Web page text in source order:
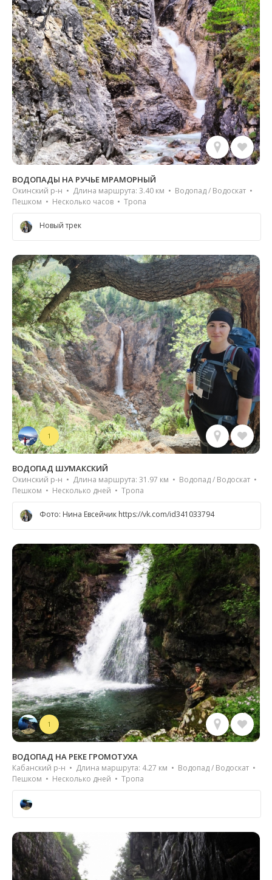
ВОДОПАДЫ НА РУЧЬЕ МРАМОРНЫЙ
Окинский р-н • Длина маршрута: 3.40 км • Водопад / Водоскат •
Пешком • Несколько часов • Тропа
Новый трек
1
ВОДОПАД ШУМАКСКИЙ
Окинский р-н • Длина маршрута: 31.97 км • Водопад / Водоскат •
Пешком • Несколько дней • Тропа
Фото: Нина Евсейчик https://vk.com/id341033794
1
ВОДОПАД НА РЕКЕ ГРОМОТУХА
Кабанский р-н • Длина маршрута: 4.27 км • Водопад / Водоскат •
Пешком • Несколько дней • Тропа